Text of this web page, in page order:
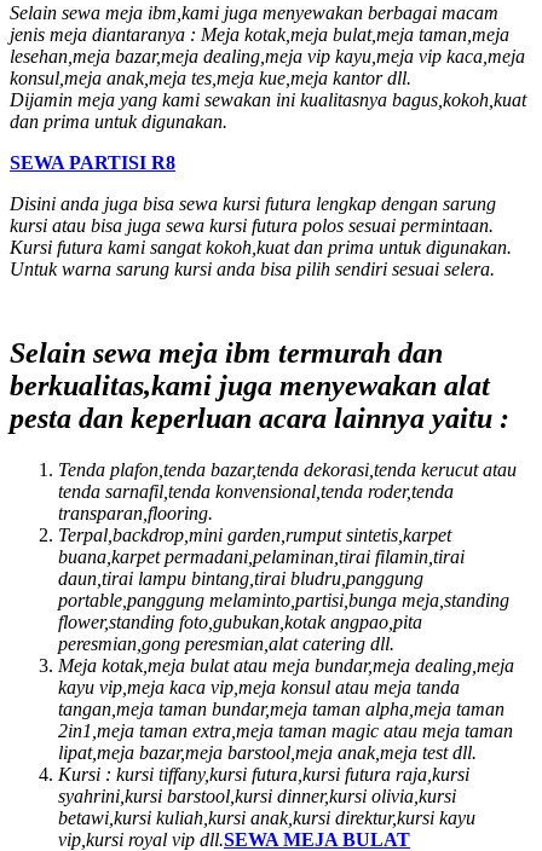
Selain sewa meja ibm,kami juga menyewakan berbagai macam
jenis meja diantaranya : Meja kotak,meja bulat,meja taman,meja
lesehan,meja bazar,meja dealing,meja vip kayu,meja vip kaca,meja
konsul,meja anak,meja tes,meja kue,meja kantor dll.
Dijamin meja yang kami sewakan ini kualitasnya bagus,kokoh,kuat
dan prima untuk digunakan.
SEWA PARTISI R8
Disini anda juga bisa sewa kursi futura lengkap dengan sarung
kursi atau bisa juga sewa kursi futura polos sesuai permintaan.
Kursi futura kami sangat kokoh,kuat dan prima untuk digunakan.
Untuk warna sarung kursi anda bisa pilih sendiri sesuai selera.
Selain sewa meja ibm termurah dan
berkualitas,kami juga menyewakan alat
pesta dan keperluan acara lainnya yaitu :
Tenda plafon,tenda bazar,tenda dekorasi,tenda kerucut atau
tenda sarnafil,tenda konvensional,tenda roder,tenda
transparan,flooring.
Terpal,backdrop,mini garden,rumput sintetis,karpet
buana,karpet permadani,pelaminan,tirai filamin,tirai
daun,tirai lampu bintang,tirai bludru,panggung
portable,panggung melaminto,partisi,bunga meja,standing
flower,standing foto,gubukan,kotak angpao,pita
peresmian,gong peresmian,alat catering dll.
Meja kotak,meja bulat atau meja bundar,meja dealing,meja
kayu vip,meja kaca vip,meja konsul atau meja tanda
tangan,meja taman bundar,meja taman alpha,meja taman
2in1,meja taman extra,meja taman magic atau meja taman
lipat,meja bazar,meja barstool,meja anak,meja test dll.
Kursi : kursi tiffany,kursi futura,kursi futura raja,kursi
syahrini,kursi barstool,kursi dinner,kursi olivia,kursi
betawi,kursi kuliah,kursi anak,kursi direktur,kursi kayu
vip,kursi royal vip dll.SEWA MEJA BULAT